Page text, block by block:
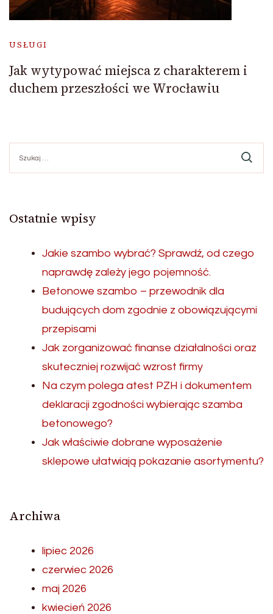
USŁUGI
Jak wytypować miejsca z charakterem i
duchem przeszłości we Wrocławiu
Ostatnie wpisy
Jakie szambo wybrać? Sprawdź, od czego
naprawdę zależy jego pojemność.
Betonowe szambo – przewodnik dla
budujących dom zgodnie z obowiązującymi
przepisami
Jak zorganizować finanse działalności oraz
skuteczniej rozwijać wzrost firmy
Na czym polega atest PZH i dokumentem
deklaracji zgodności wybierając szamba
betonowego?
Jak właściwie dobrane wyposażenie
sklepowe ułatwiają pokazanie asortymentu?
Archiwa
lipiec 2026
czerwiec 2026
maj 2026
kwiecień 2026